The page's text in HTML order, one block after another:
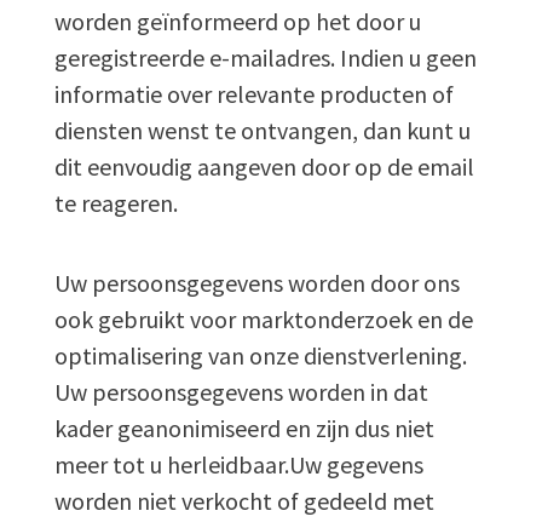
worden geïnformeerd op het door u
geregistreerde e-mailadres. Indien u geen
informatie over relevante producten of
diensten wenst te ontvangen, dan kunt u
dit eenvoudig aangeven door op de email
te reageren.
Uw persoonsgegevens worden door ons
ook gebruikt voor marktonderzoek en de
optimalisering van onze dienstverlening.
Uw persoonsgegevens worden in dat
kader geanonimiseerd en zijn dus niet
meer tot u herleidbaar.Uw gegevens
worden niet verkocht of gedeeld met